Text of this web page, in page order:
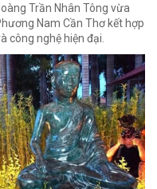
Trần Nhân Tông vừa
Nam Cần Thơ kết hợp
công nghệ hiện đại.